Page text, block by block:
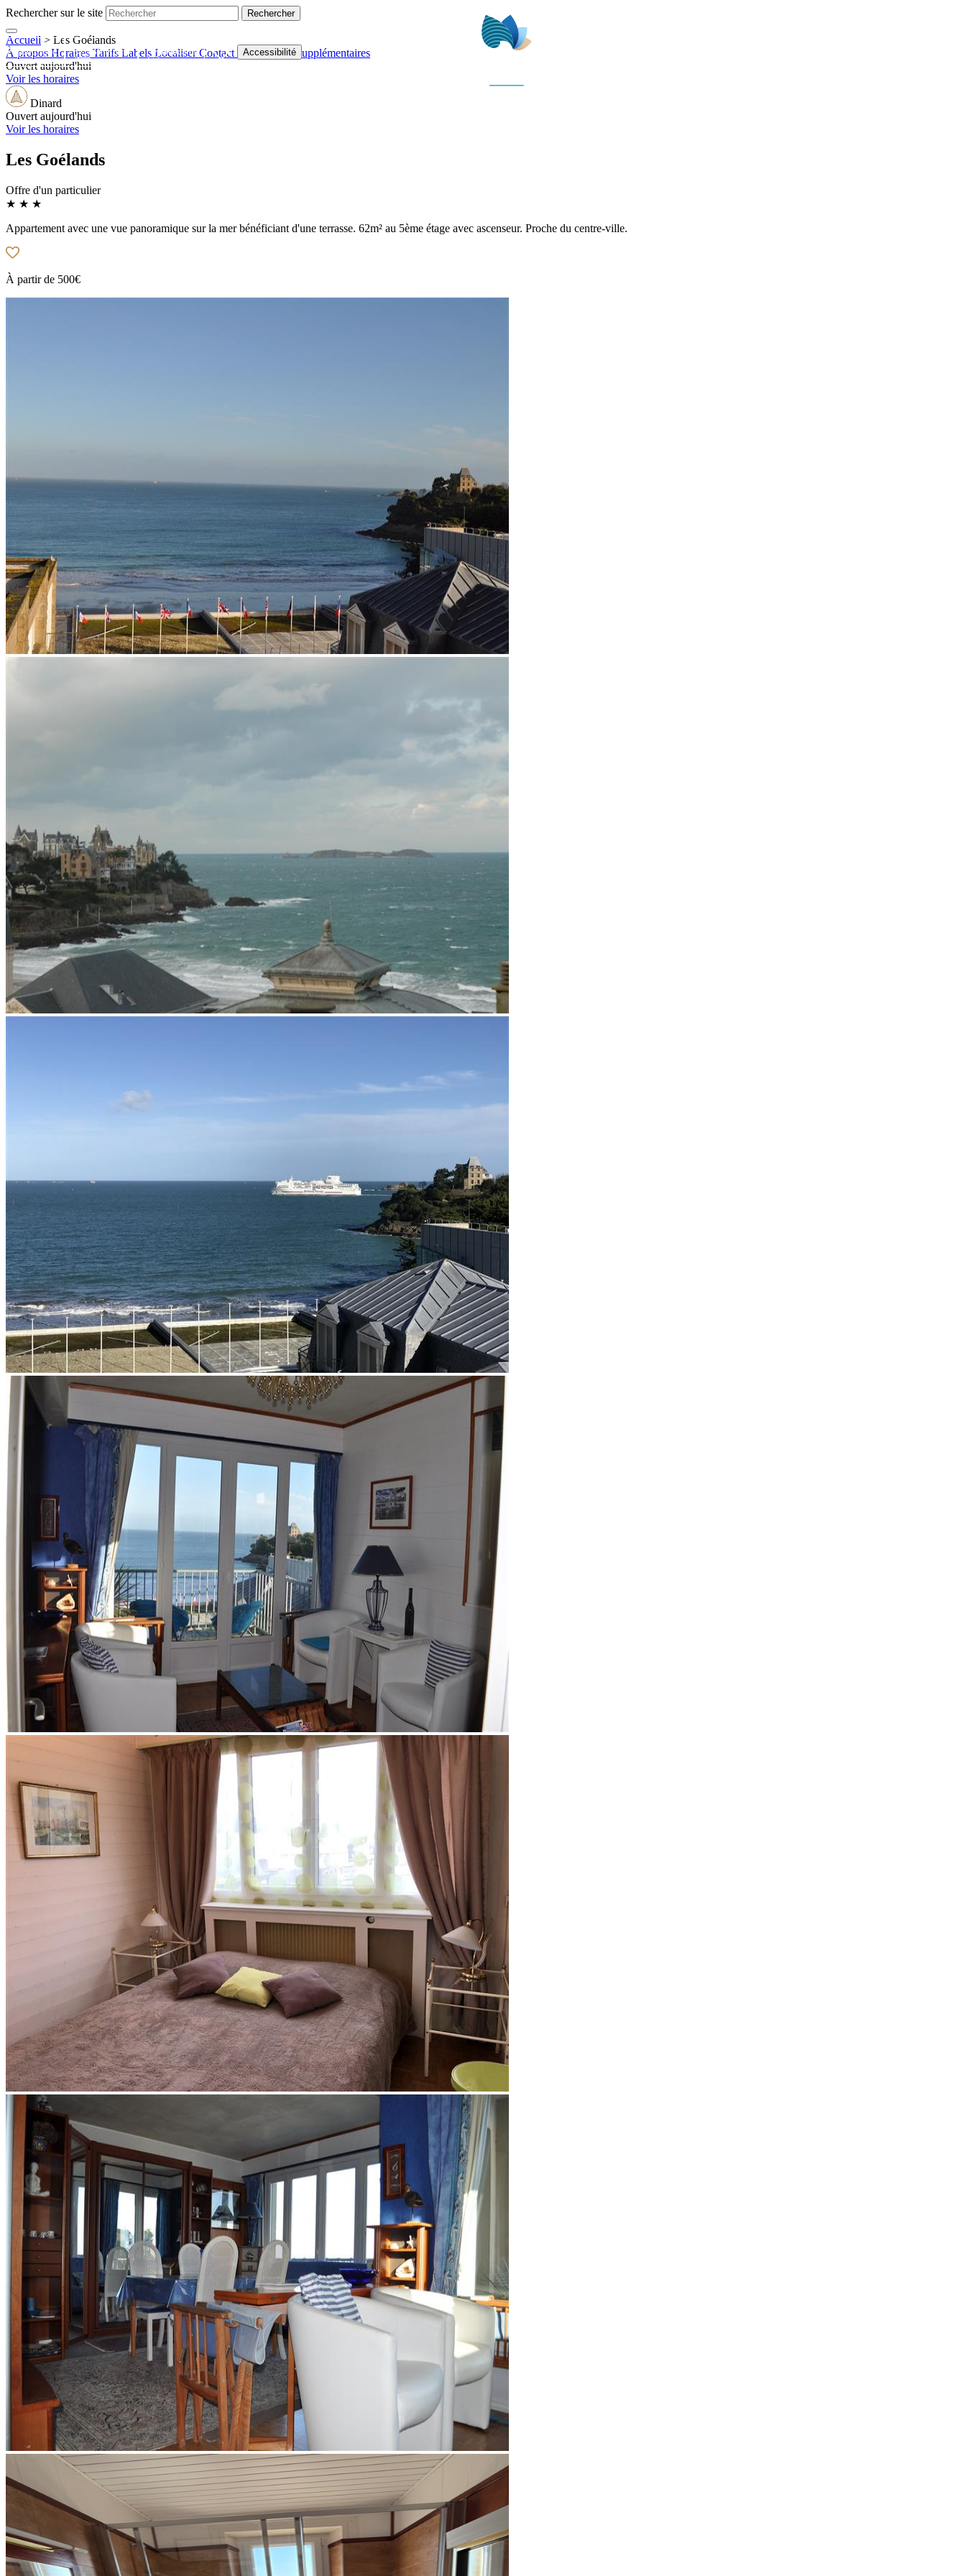
Rechercher sur le site
Boutique Billetterie Webcams Accessibilité
Accueil > Les Goélands
À propos Horaires Tarifs Labels Localiser Contact
Informations supplémentaires
Ouvert aujourd'hui
Voir les horaires
Dinard
Ouvert aujourd'hui
Voir les horaires
Les Goélands
Offre d'un particulier
★ ★ ★
Appartement avec une vue panoramique sur la mer bénéficiant d'une terrasse. 62m² au 5ème étage avec ascenseur. Proche du centre-ville.
À partir de 500€